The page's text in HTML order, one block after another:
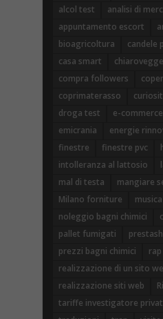
alcol test
analisi di
appuntamento escort
bioagricoltura
candele
casa smart
compra followers
coprimaterasso
droga test
e-commerce
emicrania
energie
finestre
finestre pvc
intolleranza al lattosio
mal di testa
mangiare
Milano forniture
musica
noleggio bagni chimici
pallet fumigati
prezzi bagni chimici
rap
realizzazione di un sito
realizzazione siti web
tariffe investigatore